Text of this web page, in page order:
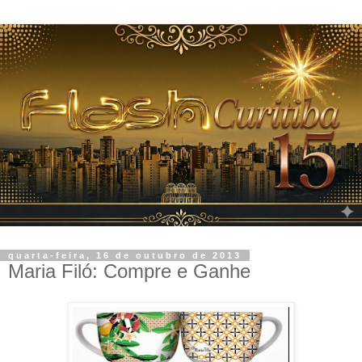
quarta-feira, 16 de outubro de 2013
Maria Filó: Compre e Ganhe